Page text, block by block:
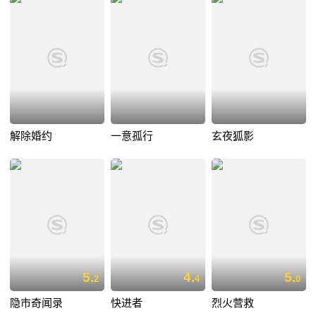
解除婚约 一意孤行 玄夜狐影
5.2
隐市奇闻录
4.4
快进者
5.0
烈火营救